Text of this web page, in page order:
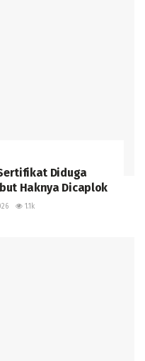
Diduga
Haknya Dicaplok
1.1k